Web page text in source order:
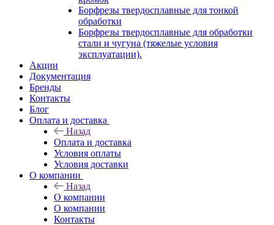
Борфрезы твердосплавные для тонкой
обработки
Борфрезы твердосплавные для обработки
стали и чугуна (тяжелые условия
эксплуатации).
Акции
Документация
Бренды
Контакты
Блог
Оплата и доставка
Назад
Оплата и доставка
Условия оплаты
Условия доставки
О компании
Назад
О компании
О компании
Контакты